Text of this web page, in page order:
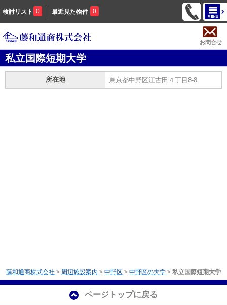
検討リスト 0 最近見た物件 0
お問合せ
私立国際短期大学
所在地 東京都中野区江古田４丁目8-8
藤和通商株式会社 > 周辺施設案内 > 中野区 > 中野区の大学 > 私立国際短期大学
ページトップに戻る